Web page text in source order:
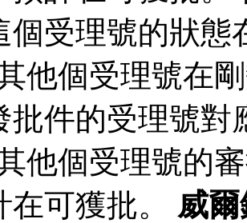
個受理號的狀態
他個受理號在
批件的受理號對
他個受理號的
可獲批。 威